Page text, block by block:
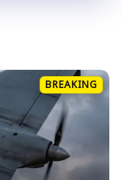
BREAKING